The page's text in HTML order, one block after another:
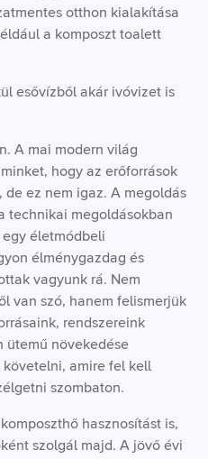
otthon kialakítása
a komposzt toalett
esővízből akár ivóvizet is
A mai modern világ
hogy az erőforrások
ez nem igaz. A megoldás
technikai megoldásokban
egy életmódbeli
élménygazdag és
vagyunk rá. Nem
van szó, hanem felismerjük
rendszereink
ütemű növekedése
amire fel kell
szombaton.
hasznosítást is,
szolgál majd. A jövő évi